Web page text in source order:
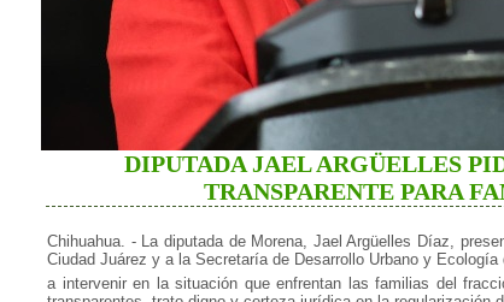
DIPUTADA JAEL ARGÜELLES
TRANSPARENTE PARA
Chihuahua. - La diputada de Morena, Jael Argüelles Díaz,
Ciudad Juárez y a la Secretaría de Desarrollo Urbano y Ecología
a intervenir en la situación que enfrentan las familias del